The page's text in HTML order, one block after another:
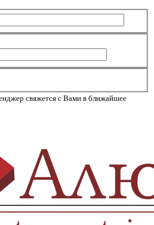
свяжется с Вами в ближайшее